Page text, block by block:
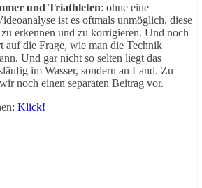
und Triathleten: ohne eine
ist es oftmals unmöglich, diese
erkennen und zu korrigieren. Und noch
die Frage, wie man die Technik
Und gar nicht so selten liegt das
im Wasser, sondern an Land. Zu
noch einen separaten Beitrag vor.
Klick!